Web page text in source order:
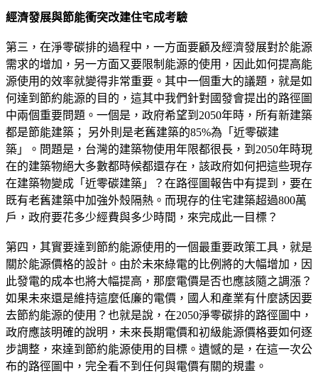
經濟發展與節能衝突改建住宅成考驗
第三，在淨零碳排的過程中，一方面要顧及經濟發展對於能源
需求的增加，另一方面又要限制能源的使用，因此如何提高能
源使用的效率就變得非常重要。其中一個重大的議題，就是如
何達到節約能源的目的，這其中我們針對國發會提出的路徑圖
中兩個重要問題。一個是，政府希望到2050年時，所有新建築
都是節能建築； 另外則是老舊建築的85%為「近零碳建
築」。問題是，台灣的建築物使用年限都很長，到2050年時現
在的建築物絕大多數都時候都還存在，該政府如何把這些現存
在建築物變成「近零碳建築」？在路徑圖報告中有提到，要在
既有老舊建築中加強外殼隔熱。而現存的住宅建築超過800萬
戶，政府要花多少經費與多少時間，來完成此一目標？
第四，其實要達到節約能源使用的一個最重要政策工具，就是
關於能源價格的設計。由於未來綠電的比例將的大幅增加，因
此發電的成本也將大幅提高，那麼電價是否也應該隨之調漲？
如果未來還是維持這麼低廉的電價，國人和產業有什麼誘因要
去節約能源的使用？也就是說，在2050淨零碳排的路徑圖中，
政府應該明確的說明，未來長期電價和初級能源價格要如何逐
步調整，來達到節約能源使用的目標。遺憾的是，在這一次公
布的路徑圖中，完全看不到任何與電價有關的規畫。